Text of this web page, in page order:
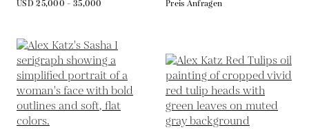
USD 25,000 - 35,000
Preis Anfragen